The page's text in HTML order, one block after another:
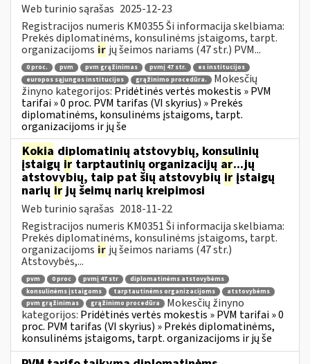
Web turinio sąrašas 2025-12-23
Registracijos numeris KM0355 Ši informacija skelbiama:
Prekės diplomatinėms, konsulinėms įstaigoms, tarpt.
organizacijoms ir jų šeimos nariams (47 str.) PVM...
0 proc. pvm pvm grąžinimas pvmį 47 str.
es institucijos
europos sąjungos institucijos
grąžinimo procedūra.
Mokesčių
žinyno kategorijos: Pridėtinės vertės mokestis » PVM
tarifai » 0 proc. PVM tarifas (VI skyrius) » Prekės
diplomatinėms, konsulinėms įstaigoms, tarpt.
organizacijoms ir jų še
Kokia diplomatinių atstovybių, konsulinių
įstaigų ir tarptautinių organizacijų ar...jų
atstovybių, taip pat šių atstovybiųir įstaigų
narių irjų šeimų narių kreipimosi
Web turinio sąrašas 2018-11-22
Registracijos numeris KM0351 Ši informacija skelbiama:
Prekės diplomatinėms, konsulinėms įstaigoms, tarpt.
organizacijoms ir jų šeimos nariams (47 str.)
Atstovybės,...
pvm 0 proc pvmį 47 str
diplomatinėms atstovybėms
konsulinėms įstaigoms
tarptautinėms organizacijoms
atstovybėms
pvm grąžinimas
grąžinimo procedūra
Mokesčių žinyno
kategorijos: Pridėtinės vertės mokestis » PVM tarifai » 0
proc. PVM tarifas (VI skyrius) » Prekės diplomatinėms,
konsulinėms įstaigoms, tarpt. organizacijoms ir jų še